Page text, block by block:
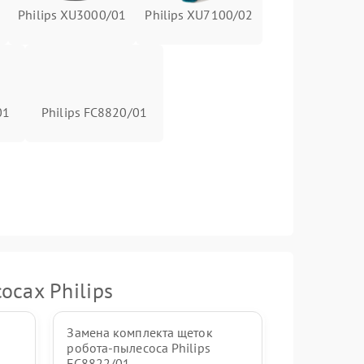
Philips XU3000/01 Philips XU7100/02
Philips FC8820/01
Philips
Замена комплекта щеток
робота-пылесоса Philips